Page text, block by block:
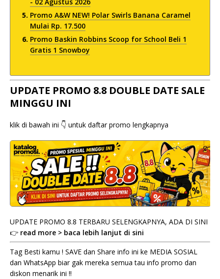
Promo A&W NEW! Polar Swirls Banana Caramel
Mulai Rp. 17.500
Promo Baskin Robbins Scoop for School Beli 1
Gratis 1 Snowboy
UPDATE PROMO 8.8 DOUBLE DATE SALE
MINGGU INI
klik di bawah ini 👇 untuk daftar promo lengkapnya
UPDATE PROMO 8.8 TERBARU SELENGKAPNYA, ADA DI SINI
👉 read more > baca lebih lanjut di sini
Tag Besti kamu ! SAVE dan Share info ini ke MEDIA SOSIAL
dan WhatsApp biar gak mereka semua tau info promo dan
diskon menarik ini !!